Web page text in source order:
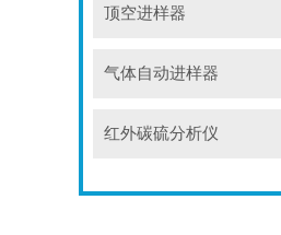
顶空进样器
气体自动进样器
红外碳硫分析仪